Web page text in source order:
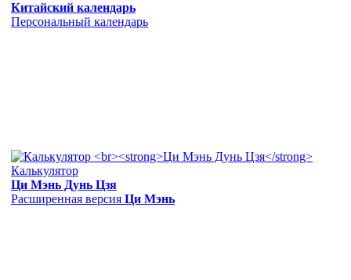
Китайский календарь
Персональный календарь
Калькулятор
Ци Мэнь Дунь Цзя
Расширенная версия Ци Мэнь